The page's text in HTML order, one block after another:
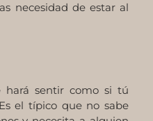
necesidad de estar al
hará sentir como si tú
el típico que no sabe